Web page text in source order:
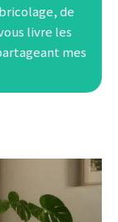
de
livre les
mes